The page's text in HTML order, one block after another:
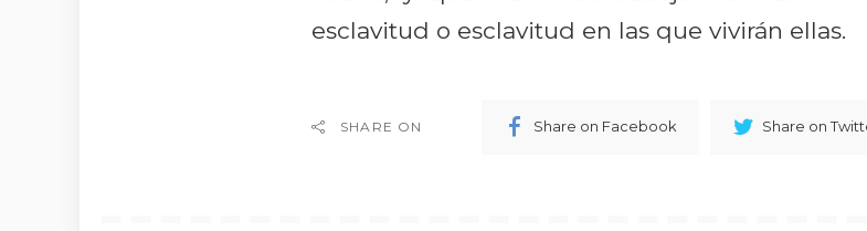
esclavitud o esclavitud en las que vivirán ellas.
SHARE ON Share on Facebook Share on